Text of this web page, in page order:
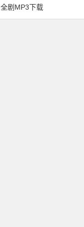
剧MP3下载